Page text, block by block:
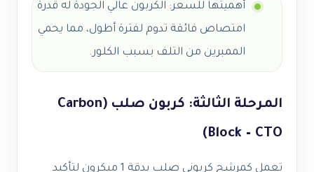
أهميتها للسعر: الكربون عالي الجودة له قدرة
امتصاص فائقة تدوم لفترة أطول، مما يحمي
الممبرين من التلف بسبب الكلور.
المرحلة الثالثة: كربون صلب (Carbon
Block – CTO)
تعمل كمرشح كربوني صلب بدقة 1 ميكرون لتأكيد